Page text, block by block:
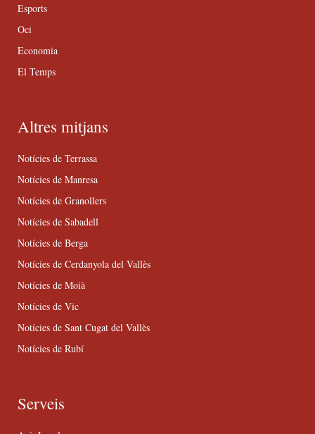
Esports
Oci
Economia
El Temps
Altres mitjans
Notícies de Terrassa
Notícies de Manresa
Notícies de Granollers
Notícies de Sabadell
Notícies de Berga
Notícies de Cerdanyola del Vallès
Notícies de Moià
Notícies de Vic
Notícies de Sant Cugat del Vallès
Notícies de Rubí
Serveis